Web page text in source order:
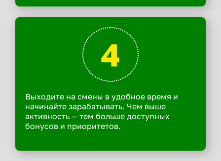
4
Выходите на смены в удобное время и
начинайте зарабатывать. Чем выше
активность — тем больше доступных
бонусов и приоритетов.